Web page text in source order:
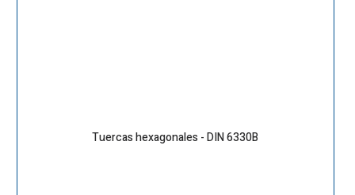
Tuercas hexagonales - DIN 6330B